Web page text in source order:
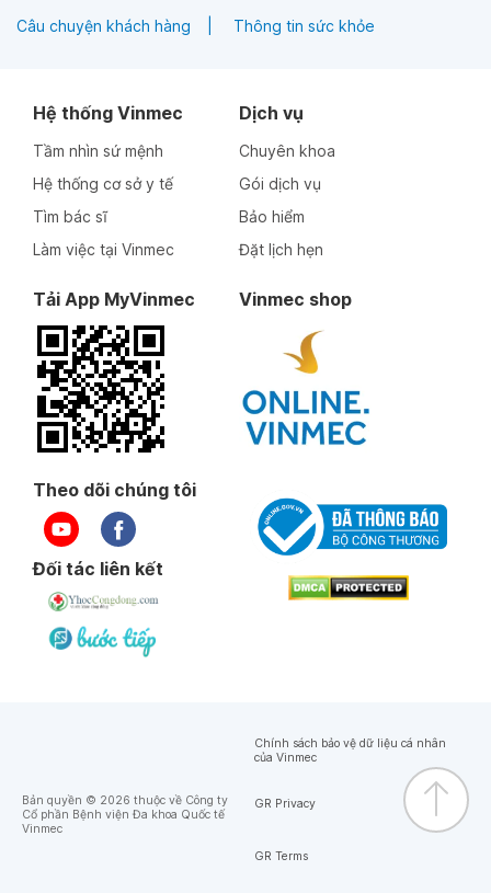
Câu chuyện khách hàng Thông tin sức khỏe
Hệ thống Vinmec
Tầm nhìn sứ mệnh
Hệ thống cơ sở y tế
Tìm bác sĩ
Làm việc tại Vinmec
Dịch vụ
Chuyên khoa
Gói dịch vụ
Bảo hiểm
Đặt lịch hẹn
Tải App MyVinmec Vinmec shop
Theo dõi chúng tôi
Đối tác liên kết
Bản quyền © 2026 thuộc về Công ty
Cổ phần Bệnh viện Đa khoa Quốc tế
Vinmec
Chính sách bảo vệ dữ liệu cá nhân
của Vinmec
GR Privacy
GR Terms